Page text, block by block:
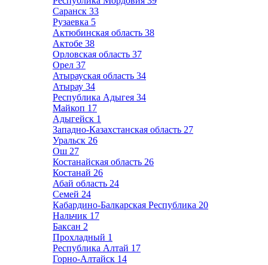
Саранск 33
Рузаевка 5
Актюбинская область 38
Актобе 38
Орловская область 37
Орел 37
Атырауская область 34
Атырау 34
Республика Адыгея 34
Майкоп 17
Адыгейск 1
Западно-Казахстанская область 27
Уральск 26
Ош 27
Костанайская область 26
Костанай 26
Абай область 24
Семей 24
Кабардино-Балкарская Республика 20
Нальчик 17
Баксан 2
Прохладный 1
Республика Алтай 17
Горно-Алтайск 14